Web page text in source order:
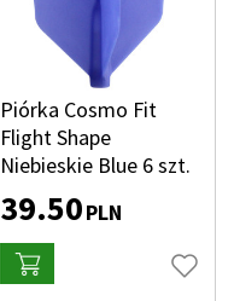
Piórka Cosmo Fit
Flight Shape
Niebieskie Blue 6 szt.
39.50PLN